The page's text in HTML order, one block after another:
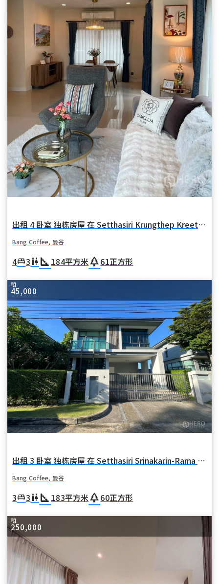
出租 4 卧室 独栋房屋 在 Setthasiri Krungthep Kreetha (塞塔西里·克伦特普·克里塔) 在 华麦 Bang Coffee 曼谷
Bang Coffee, 曼谷
4king_bed3wc square_foot 184平方米park61正方形
租
45,000
出租 3 卧室 独栋房屋 在 Setthasiri Srinakarin-Rama 9 (塞塔西里·斯里纳卡林·拉玛 9) 在 华麦 Bang Coffee 曼谷
Bang Coffee, 曼谷
3king_bed3wc square_foot 183平方米park60正方形
租
250,000